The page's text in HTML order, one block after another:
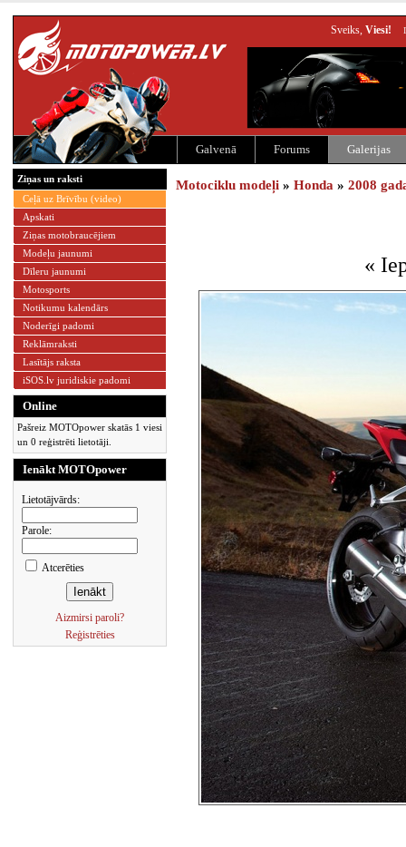
Sveiks, Viesi!
Galvenā Forums Galerijas
Ziņas un raksti
Ceļā uz Brīvību (video)
Apskati
Ziņas motobraucējiem
Modeļu jaunumi
Dīleru jaunumi
Motosports
Notikumu kalendārs
Noderīgi padomi
Reklāmraksti
Lasītājs raksta
iSOS.lv juridiskie padomi
Online
Pašreiz MOTOpower skatās 1 viesi
un 0 reģistrēti lietotāji.
Ienākt MOTOpower
Lietotājvārds:
Parole:
Atcerēties
Aizmirsi paroli?
Reģistrēties
Motociklu modeļi » Honda » 2008
«